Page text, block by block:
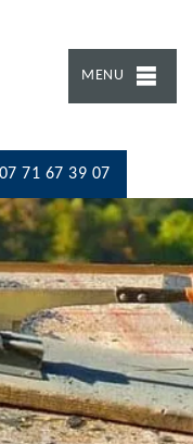
MENU
07 71 67 39 07